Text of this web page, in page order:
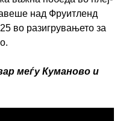
над Фруитленд
во разигрувањето за
меѓу Куманово и